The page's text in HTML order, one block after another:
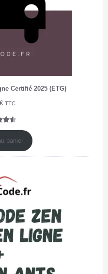
Certifié 2025 (ETG)
TTC
panier